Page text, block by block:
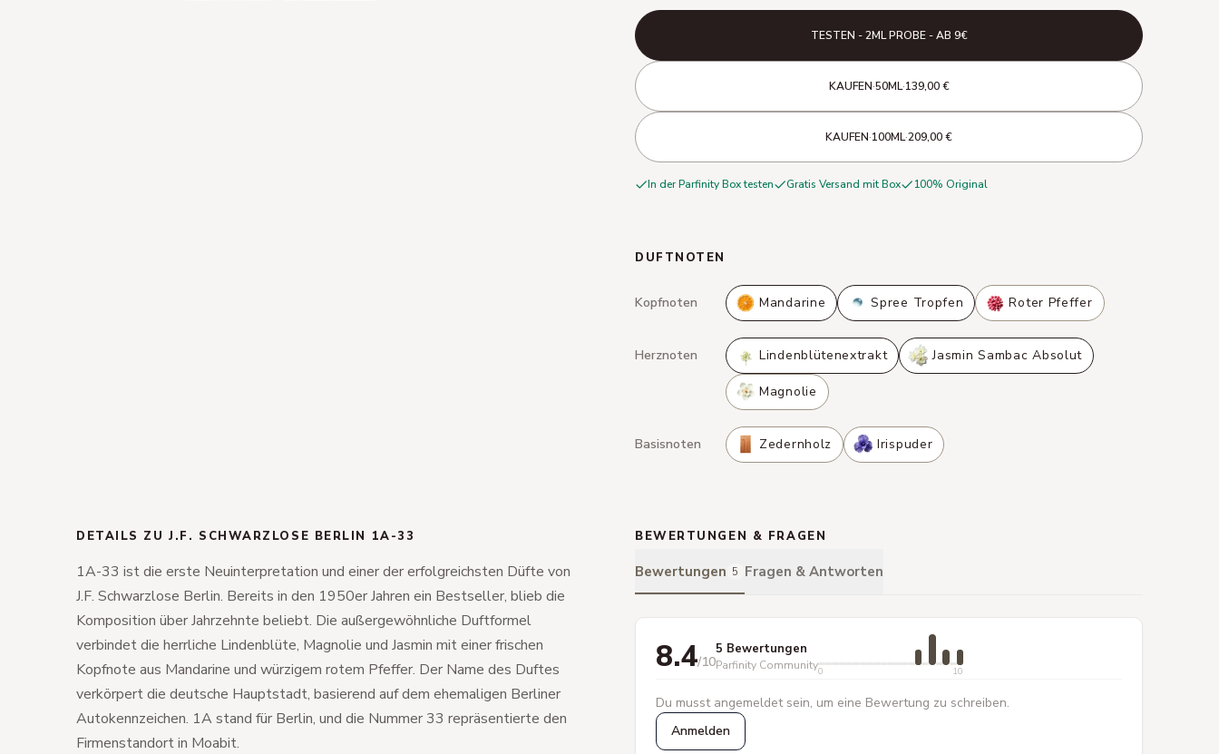
TESTEN - 2ML PROBE - AB 9€
KAUFEN·50ML·139,00 €
KAUFEN·100ML·209,00 €
In der Parfinity Box testen Gratis Versand mit Box 100% Original
DUFTNOTEN
Kopfnoten Mandarine Spree Tropfen Roter Pfeffer
Herznoten Lindenblütenextrakt Jasmin Sambac Absolut
Magnolie
Basisnoten Zedernholz Irispuder
DETAILS ZU J.F. SCHWARZLOSE BERLIN 1A-33
1A-33 ist die erste Neuinterpretation und einer der erfolgreichsten Düfte von
J.F. Schwarzlose Berlin. Bereits in den 1950er Jahren ein Bestseller, blieb die
Komposition über Jahrzehnte beliebt. Die außergewöhnliche Duftformel
verbindet die herrliche Lindenblüte, Magnolie und Jasmin mit einer frischen
Kopfnote aus Mandarine und würzigem rotem Pfeffer. Der Name des Duftes
verkörpert die deutsche Hauptstadt, basierend auf dem ehemaligen Berliner
Autokennzeichen. 1A stand für Berlin, und die Nummer 33 repräsentierte den
Firmenstandort in Moabit.
BEWERTUNGEN & FRAGEN
Bewertungen 5 Fragen & Antworten
8.4/10
5 Bewertungen
Parfinity Community0 10
Du musst angemeldet sein, um eine Bewertung zu schreiben.
Anmelden